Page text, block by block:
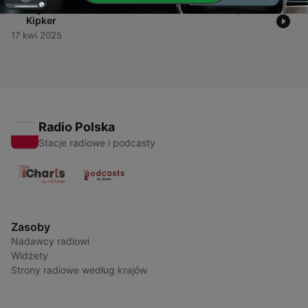
1 - Digitale Souveränität mit Prof. Dr. Dennis-Kenji
Kipker
17 kwi 2025
Radio Polska
Stacje radiowe i podcasty
Zasoby
Nadawcy radiowi
Widżety
Strony radiowe według krajów